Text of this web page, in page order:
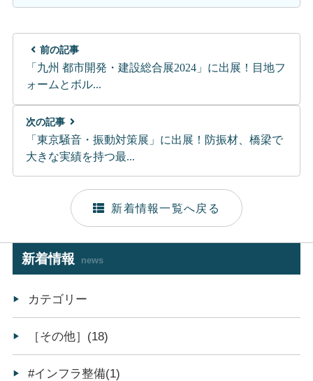
前の記事
「九州 都市開発・建設総合展2024」に出展！目地フ
ォームとボル...
次の記事
「東京騒音・振動対策展」に出展！防振材、橋梁で
大きな実績を持つ最...
新着情報一覧へ戻る
新着情報 news
カテゴリー
［その他］(18)
#インフラ整備(1)